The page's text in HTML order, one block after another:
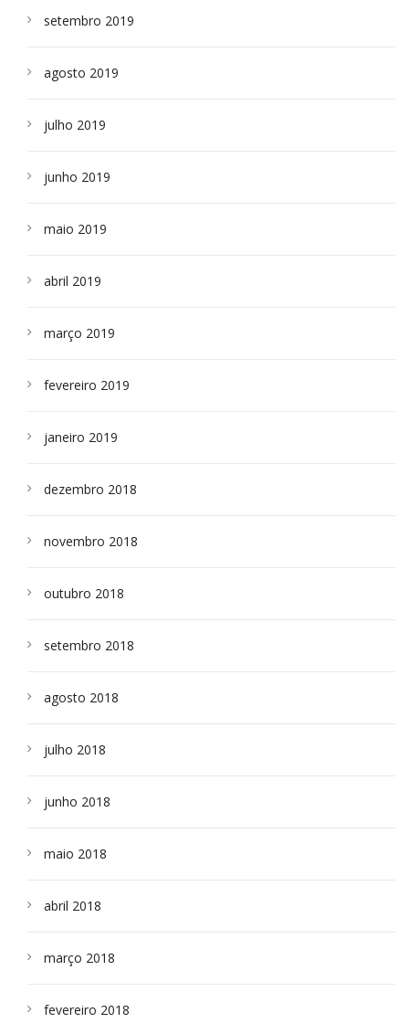
setembro 2019
agosto 2019
julho 2019
junho 2019
maio 2019
abril 2019
março 2019
fevereiro 2019
janeiro 2019
dezembro 2018
novembro 2018
outubro 2018
setembro 2018
agosto 2018
julho 2018
junho 2018
maio 2018
abril 2018
março 2018
fevereiro 2018